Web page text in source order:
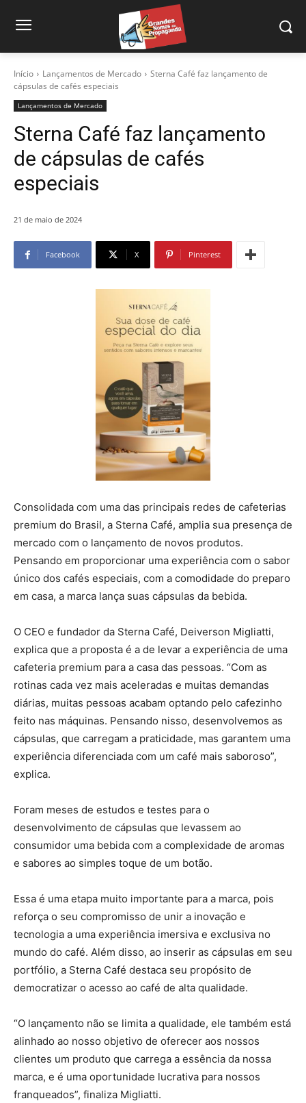
Início Lançamentos de Mercado
Sterna Café faz lançamento de
cápsulas de cafés especiais
Lançamentos de Mercado
Sterna Café faz lançamento
de cápsulas de cafés
especiais
21 de maio de 2024
Facebook X Pinterest
Consolidada com uma das principais redes de cafeterias
premium do Brasil, a Sterna Café, amplia sua presença de
mercado com o lançamento de novos produtos.
Pensando em proporcionar uma experiência com o sabor
único dos cafés especiais, com a comodidade do preparo
em casa, a marca lança suas cápsulas da bebida.
O CEO e fundador da Sterna Café, Deiverson Migliatti,
explica que a proposta é a de levar a experiência de uma
cafeteria premium para a casa das pessoas. “Com as
rotinas cada vez mais aceleradas e muitas demandas
diárias, muitas pessoas acabam optando pelo cafezinho
feito nas máquinas. Pensando nisso, desenvolvemos as
cápsulas, que carregam a praticidade, mas garantem uma
experiência diferenciada com um café mais saboroso”,
explica.
Foram meses de estudos e testes para o
desenvolvimento de cápsulas que levassem ao
consumidor uma bebida com a complexidade de aromas
e sabores ao simples toque de um botão.
Essa é uma etapa muito importante para a marca, pois
reforça o seu compromisso de unir a inovação e
tecnologia a uma experiência imersiva e exclusiva no
mundo do café. Além disso, ao inserir as cápsulas em seu
portfólio, a Sterna Café destaca seu propósito de
democratizar o acesso ao café de alta qualidade.
“O lançamento não se limita a qualidade, ele também está
alinhado ao nosso objetivo de oferecer aos nossos
clientes um produto que carrega a essência da nossa
marca, e é uma oportunidade lucrativa para nossos
franqueados”, finaliza Migliatti.